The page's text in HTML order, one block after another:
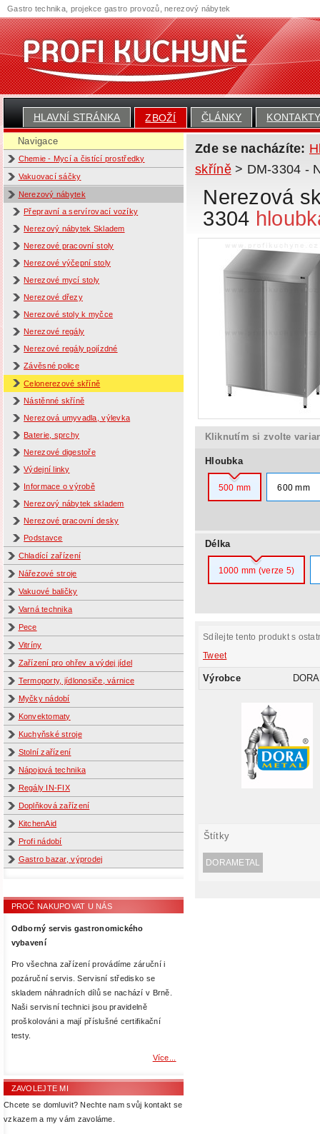
HLAVNÍ STRÁNKA ZBOŽÍ ČLÁNKY
Navigace
Chemie - Mycí a čistící prostředky
Vakuovací sáčky
Nerezový nábytek
Přepravní a servírovací vozíky
Nerezový nábytek Skladem
Nerezové pracovní stoly
Nerezové výčepní stoly
Nerezové mycí stoly
Nerezové dřezy
Nerezové stoly k myčce
Nerezové regály
Nerezové regály pojízdné
Závěsné police
Celonerezové skříně
Nástěnné skříně
Nerezová umyvadla, výlevka
Baterie, sprchy
Nerezové digestoře
Výdejní linky
Informace o výrobě
Nerezový nábytek skladem
Nerezové pracovní desky
Podstavce
Chladící zařízení
Nářezové stroje
Vakuové baličky
Varná technika
Pece
Vitríny
Zařízení pro ohřev a výdej jídel
Termoporty, jídlonosiče, várnice
Myčky nádobí
Konvektomaty
Kuchyňské stroje
Stolní zařízení
Nápojová technika
Regály IN-FIX
Doplňková zařízení
KitchenAid
Profi nádobí
Gastro bazar, výprodej
PROČ NAKUPOVAT U NÁS
Odborný servis gastronomického
vybavení
Pro všechna zařízení provádíme záruční i
pozáruční servis. Servisní středisko se
skladem náhradních dílů se nachází v Brně.
Naši servisní technici jsou pravidelně
proškolováni a mají příslušné certifikační
testy.
Více...
ZAVOLEJTE MI
Chcete se domluvit? Nechte nam svůj kontakt se
vzkazem a my vám zavoláme.
Zde se nacházíte:
skříně> DM-3304 -
Nerezová
3304
Kliknutím si zvolte
Hloubka
500 mm 600 mm
Délka
1000 mm (verze 5)
Sdílejte tento produkt s
Tweet
Výrobce
Štítky
DORAMETAL
Gastro technika, projekce gastro provozů, nerezový nábytek